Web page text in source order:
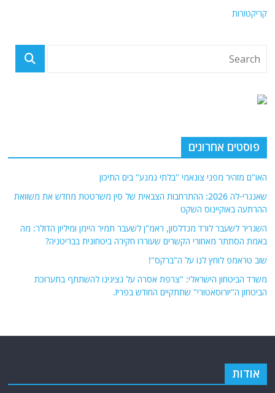
קריקטורות
פוסטים אחרונים
האו"ם מזהיר מפני צונאמי "בלתי נמנע" בים התיכון
שאנגרי-לה 2026: ההתרחבות הצבאית של סין משרטטת מחדש את משוואת
ההרתעה באוקיינוס ​​השקט
השגריר לשעבר לורד מנדלסון, ראמ"ן לשעבר תמיר היימן ומיליון הדולר: מה
באמת הסתתר מאחורי הקשרים שעוררו חקירה ביטחונית בבריטניה?
שוב טראמפ לוחץ לנו על ה"ברקס"!
משרד הביטחון הישראלי: "צרפת אסרה על נציגינו להשתתף בתערוכת
הביטחון ה"יורוסאטורי" שתתקיים החודש בפריז.
אודות